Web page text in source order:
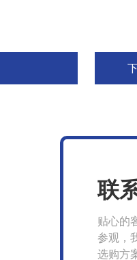
联
贴心的
参观，
选购方